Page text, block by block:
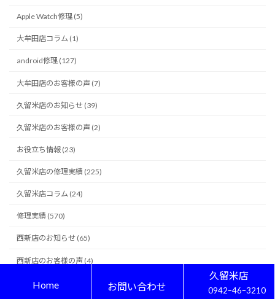
Apple Watch修理 (5)
大牟田店コラム (1)
android修理 (127)
大牟田店のお客様の声 (7)
久留米店のお知らせ (39)
久留米店のお客様の声 (2)
お役立ち情報 (23)
久留米店の修理実績 (225)
久留米店コラム (24)
修理実績 (570)
西新店のお知らせ (65)
西新店のお客様の声 (4)
西新店の修理実績 (225)
Home お問い合わせ
久留米店
0942ｰ46ｰ3210